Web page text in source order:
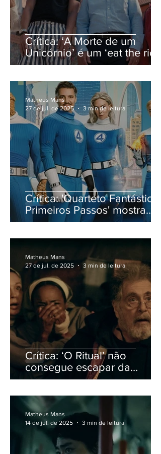
Crítica: ‘A Morte de um
Unicórnio’ é um ‘eat the rich’
sem inspiração
Crítica: 'Quarteto Fantástico:
Primeiros Passos' mostra
que medo de errar gera
Matheus Mans
27 de jul. de 2025
3 min de leitura
Crítica: ‘O Ritual’ não
consegue escapar da
mesmice dos filmes de
Matheus Mans
27 de jul. de 2025
3 min de leitura
Matheus Mans
14 de jul. de 2025
3 min de leitura